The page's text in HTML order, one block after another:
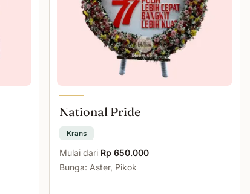
National Pride
Krans
Mulai dari Rp 650.000
Bunga: Aster, Pikok